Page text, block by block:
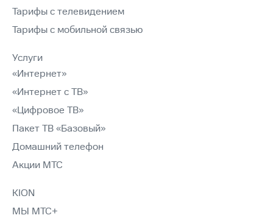
Тарифы с телевидением
Тарифы с мобильной связью
Услуги
«Интернет»
«Интернет с ТВ»
«Цифровое ТВ»
Пакет ТВ «Базовый»
Домашний телефон
Акции МТС
KION
МЫ МТС+